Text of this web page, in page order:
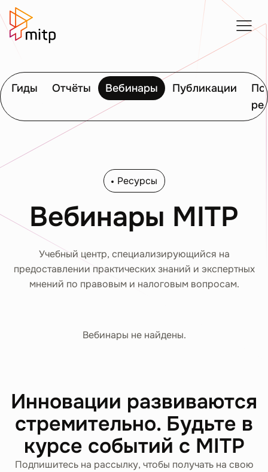
Гиды Отчёты Вебинары Публикации
Ресурсы
Вебинары MITP
Учебный центр, специализирующийся на
предоставлении практических знаний и экспертных
мнений по правовым и налоговым вопросам.
Вебинары не найдены.
Инновации развиваются
стремительно. Будьте в
курсе событий с MITP
Подпишитесь на рассылку, чтобы получать на свою